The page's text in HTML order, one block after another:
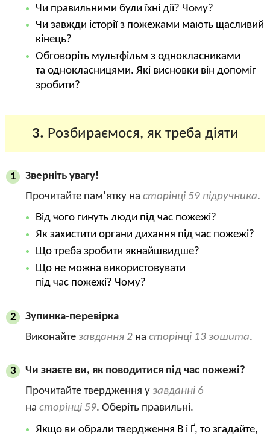
Чи правильними були їхні дії? Чому?
Чи завжди історії з пожежами мають щасливий
кінець?
Обговоріть мультфільм з однокласниками
та однокласницями. Які висновки він допоміг
зробити?
3. Розбираємося, як треба діяти
1
Зверніть увагу!
Прочитайте пам’ятку на сторінці 59 підручника.
Від чого гинуть люди під час пожежі?
Як захистити органи дихання під час пожежі?
Що треба зробити якнайшвидше?
Що не можна використовувати
під час пожежі? Чому?
2
Зупинка-перевірка
Виконайте завдання 2 на сторінці 13 зошита.
3
Чи знаєте ви, як поводитися під час пожежі?
Прочитайте твердження у завданні 6
на сторінці 59. Оберіть правильні.
Якщо ви обрали твердження В і Ґ, то згадайте,